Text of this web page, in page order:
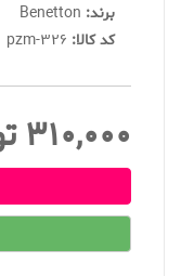
برند:
کد کالا:
310,000 تومان